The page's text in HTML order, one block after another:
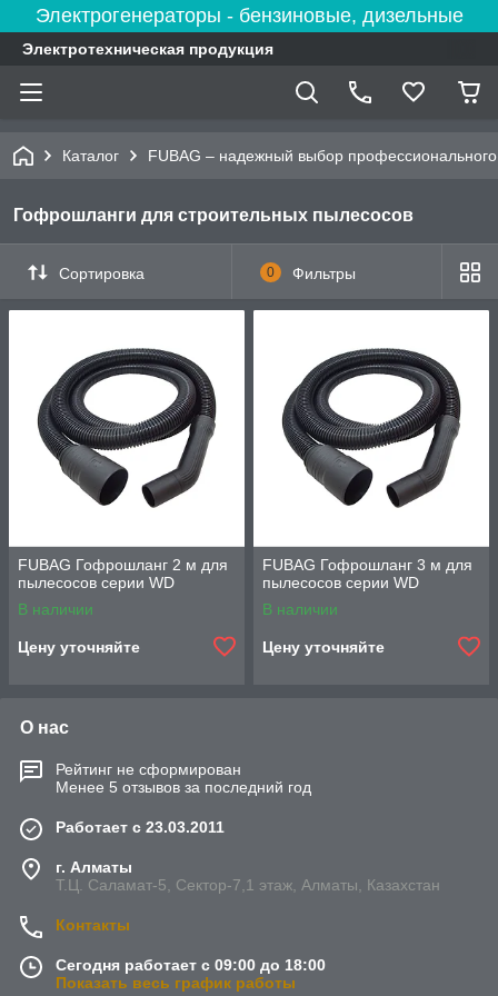
Электрогенераторы - бензиновые, дизельные
Электротехническая продукция
Каталог FUBAG – надежный выбор
Гофрошланги для строительных пылесосов
Сортировка 0 Фильтры
FUBAG Гофрошланг 2 м для
пылесосов серии WD
В наличии
Цену уточняйте
FUBAG Гофрошланг 3 м для
пылесосов серии WD
В наличии
Цену уточняйте
О нас
Рейтинг не сформирован
Менее 5 отзывов за последний год
Работает с 23.03.2011
г. Алматы
Т.Ц. Саламат-5, Cектор-7,1 этаж, Алматы, Казахстан
Контакты
Сегодня работает с 09:00 до 18:00
Показать весь график работы